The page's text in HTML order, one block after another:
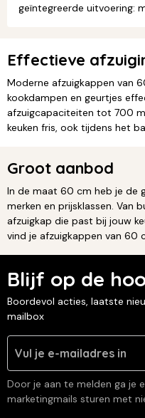
geïntegreerde uitvoering:
Effectieve
Moderne afzuigkappen van
kookdampen en geurtjes
afzuigcapaciteiten tot 700
keuken fris, ook tijdens het
Groot aanbod
In de maat 60 cm heb je de
merken en prijsklassen. Van
afzuigkap die past bij jouw
vind je afzuigkappen van 60
Blijf op de
Boordevol acties, laatste
mailbox
Door je aan te melden ga je
marketingmails sturen met